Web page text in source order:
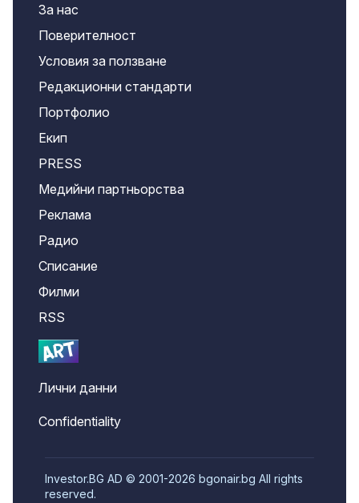
За нас
Поверителност
Условия за ползване
Редакционни стандарти
Портфолио
Екип
PRESS
Медийни партньорства
Реклама
Радио
Списание
Филми
RSS
Лични данни
Confidentiality
Investor.BG AD © 2001-2026 bgonair.bg All rights
reserved.